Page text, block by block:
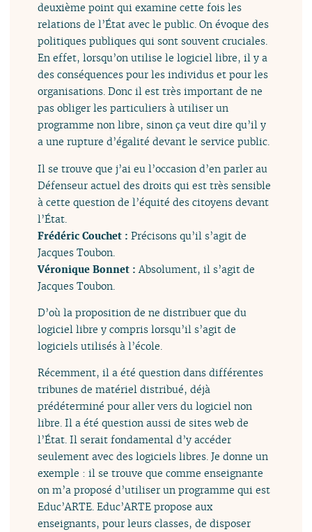
deuxième point qui examine cette fois les
relations de l’État avec le public. On évoque des
politiques publiques qui sont souvent cruciales.
En effet, lorsqu’on utilise le logiciel libre, il y a
des conséquences pour les individus et pour les
organisations. Donc il est très important de ne
pas obliger les particuliers à utiliser un
programme non libre, sinon ça veut dire qu’il y
a une rupture d’égalité devant le service public.
Il se trouve que j’ai eu l’occasion d’en parler au
Défenseur actuel des droits qui est très sensible
à cette question de l’équité des citoyens devant
l’État.
Frédéric Couchet :Précisons qu’il s’agit de
Jacques Toubon.
Véronique Bonnet :Absolument, il s’agit de
Jacques Toubon.
D’où la proposition de ne distribuer que du
logiciel libre y compris lorsqu’il s’agit de
logiciels utilisés à l’école.
Récemment, il a été question dans différentes
tribunes de matériel distribué, déjà
prédéterminé pour aller vers du logiciel non
libre. Il a été question aussi de sites web de
l’État. Il serait fondamental d’y accéder
seulement avec des logiciels libres. Je donne un
exemple : il se trouve que comme enseignante
on m’a proposé d’utiliser un programme qui est
Educ’ARTE. Educ’ARTE propose aux
enseignants, pour leurs classes, de disposer